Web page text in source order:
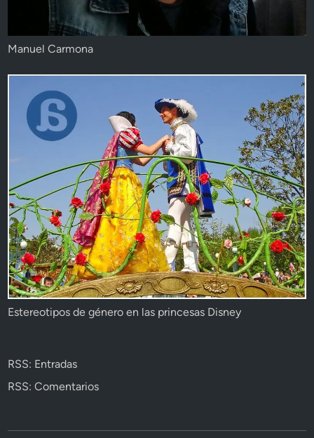
Manuel Carmona
Estereotipos de género en las princesas Disney
RSS: Entradas
RSS: Comentarios